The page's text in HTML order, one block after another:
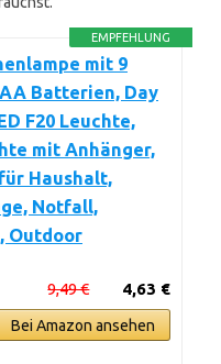
EMPFEHLUNG
mit 9
Batterien, Day
F20 Leuchte,
mit Anhänger,
Haushalt,
Notfall,
Outdoor
4,63 €
9,49 €
Bei Amazon ansehen